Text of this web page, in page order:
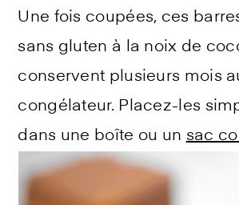
Une fois coupées, ces
sans gluten à la noix de
conservent plusieurs mois
congélateur. Placez-les
dans une boîte ou un sac